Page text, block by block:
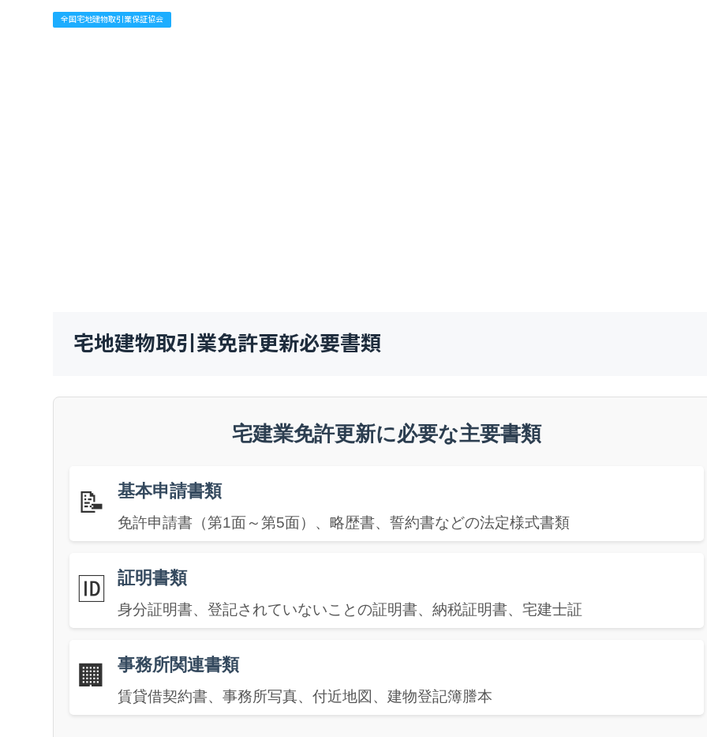
全国宅地建物取引業保証協会
宅地建物取引業免許更新必要書類
宅建業免許更新に必要な主要書類
📝 基本申請書類
免許申請書（第1面～第5面）、略歴書、誓約書などの法定様式書類
🆔 証明書類
身分証明書、登記されていないことの証明書、納税証明書、宅建士証
🏢 事務所関連書類
賃貸借契約書、事務所写真、付近地図、建物登記簿謄本